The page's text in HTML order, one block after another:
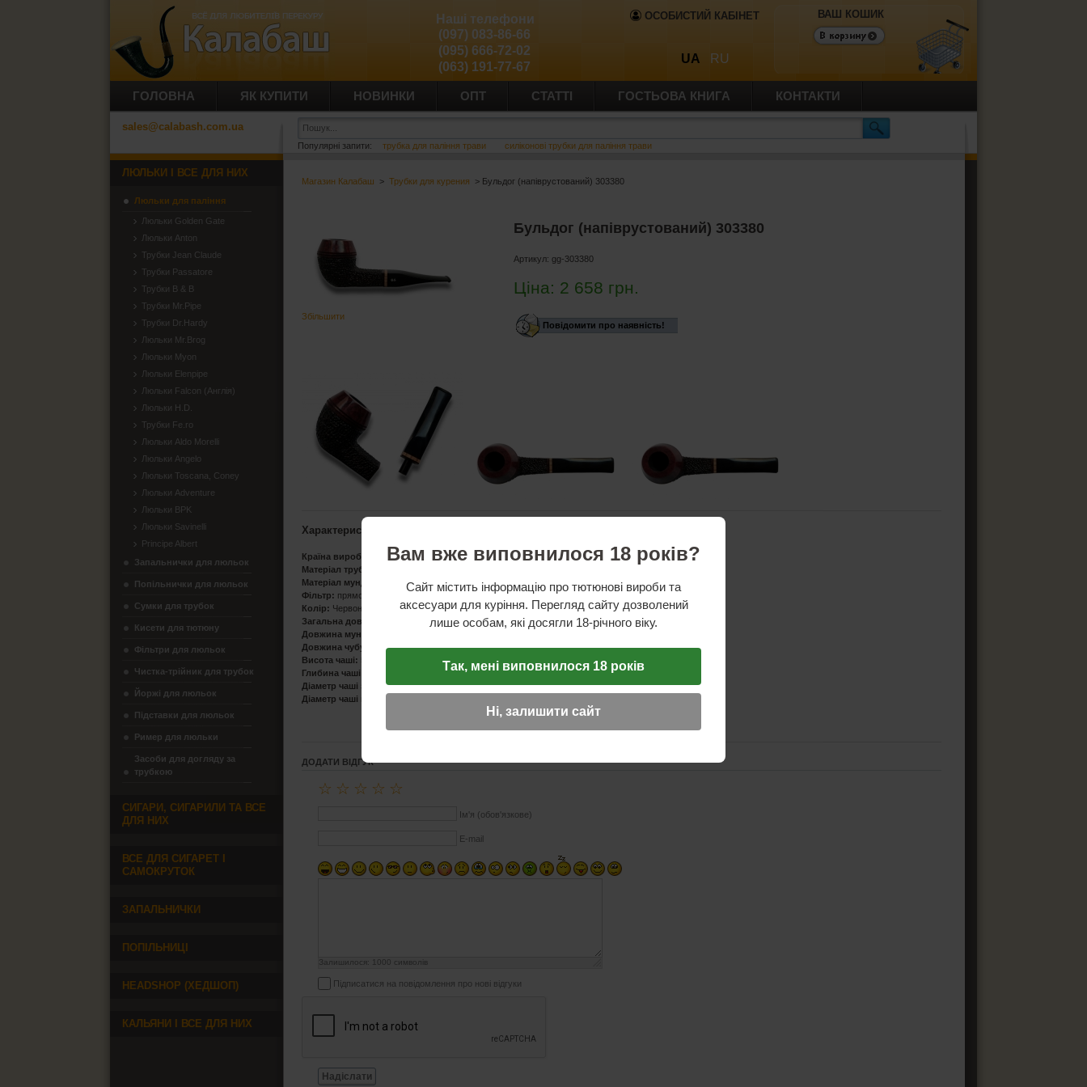
ОСОБИСТИЙ КАБІНЕТ
UA RU
Наші телефони
(097) 083-86-66
(095) 666-72-02
(063) 191-77-67
ВАШ КОШИК
ГОЛОВНА ЯК КУПИТИ НОВИНКИ ОПТ СТАТТІ ГОСТЬОВА КНИГА КОНТАКТИ
sales@calabash.com.ua
Популярні запити: трубка для паління трави силіконові трубки для паління трави
Магазин Калабаш > Трубки для курения > Бульдог (напіврустований) 303380
Збільшити
Бульдог (напіврустований) 303380
Артикул:gg-303380
Ціна: 2 658 грн.
Повідомити про наявність!
Характеристика
Країна виробник:
Україна
Матеріал трубки:
Матеріал мундштука:
ебоніт
Фільтр: прямого куріння
Колір: Червоний, Чорний руст
Загальна довжина трубки:
14,5см
Довжина мундштука:
Довжина чубука:
см
Висота чаші:
Глибина чаші:
Діаметр чаші зовнішній: 4см
Діаметр чаші внутрішній:
ДОДАТИ ВІДГУК
☆
☆
☆
☆
☆
Ім'я (обов'язкове)
E-mail
Залишилося: 1000 символів
Підписатися на повідомлення про нові відгуки
Надіслати
ЛЮЛЬКИ І ВСЕ ДЛЯ НИХ
Люльки для паління
Люльки Golden Gate
Люльки Anton
Трубки Jean Claude
Трубки Passatore
Трубки B & B
Трубки Mr.Pipe
Трубки Dr.Hardy
Люльки Mr.Brog
Люльки Myon
Люльки Elenpipe
Люльки Falcon (Англія)
Люльки H.D.
Трубки Fe.ro
Люльки Aldo Morelli
Люльки Angelo
Люльки Toscana, Coney
Люльки Adventure
Люльки BPK
Люльки Savinelli
Principe Albert
Запальнички для люльок
Попільнички для люльок
Сумки для трубок
Кисети для тютюну
Фільтри для люльок
Чистка-трійник для трубок
Йоржі для люльок
Підставки для люльок
Ример для люльки
Засоби для догляду за
трубкою
СИГАРИ, СИГАРИЛИ ТА ВСЕ
ДЛЯ НИХ
ВСЕ ДЛЯ СИГАРЕТ І
САМОКРУТОК
ЗАПАЛЬНИЧКИ
ПОПІЛЬНИЦІ
HEADSHOP (ХЕДШОП)
КАЛЬЯНИ І ВСЕ ДЛЯ НИХ
Вам вже виповнилося 18 років?
Сайт містить інформацію про тютюнові вироби та
аксесуари для куріння. Перегляд сайту дозволений
лише особам, які досягли 18-річного віку.
Так, мені виповнилося 18 років
Ні, залишити сайт